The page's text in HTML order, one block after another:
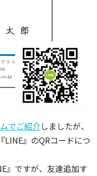
でご紹介しましたが、
』のQRコードにつ
』ですが、友達追加す